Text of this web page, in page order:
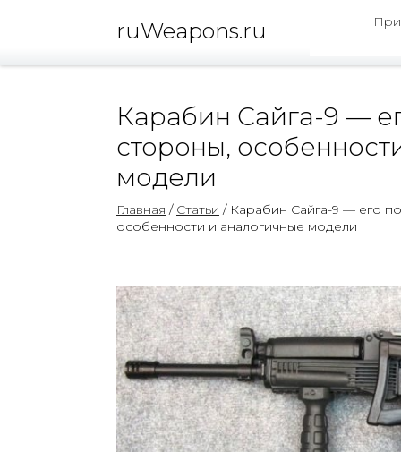
ruWeapons.ru
Карабин Сайга-9 —
стороны,
модели
Главная / Статьи / Карабин Сайга-9 — его
особенности и аналогичные модели